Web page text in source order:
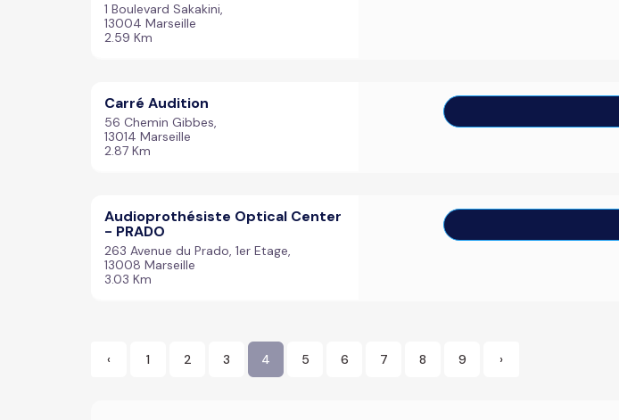
1 Boulevard Sakakini,
13004 Marseille
2.59 Km
Carré Audition
56 Chemin Gibbes,
13014 Marseille
2.87 Km
Audioprothésiste Optical Center
- PRADO
263 Avenue du Prado, 1er Etage,
13008 Marseille
3.03 Km
‹ 1 2 3 4 5 6 7 8 9 ›